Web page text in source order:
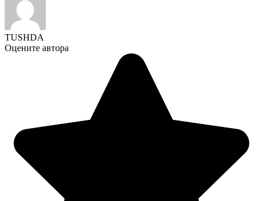
TUSHDA
Оцените автора